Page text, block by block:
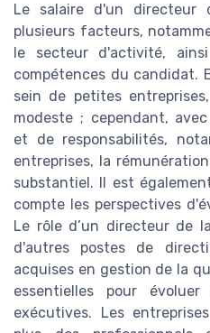
Le salaire d'un directeur
plusieurs facteurs,
le secteur d'activité,
compétences du candidat.
sein de petites
modeste ; cependant,
et de responsabilités,
entreprises, la
substantiel. Il est
compte les perspectives
Le rôle d’un directeur de
d'autres postes de
acquises en gestion de la
essentielles pour
exécutives. Les